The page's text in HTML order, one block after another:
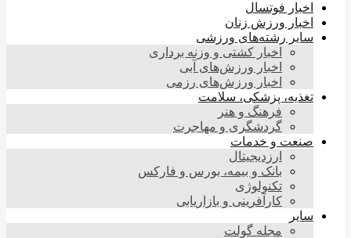
اخبار فوتسال
اخبار ورزش زنان
سایر رشته‌های ورزشی
اخبار کشتی و وزنه برداری
اخبار ورزش‌های آبی
اخبار ورزش‌های رزمی
تغذیه، پزشکی، سلامت
فرهنگ و هنر
گردشگری و مهاجرت
صنعت و خدمات
ارزدیجیتال
بانک و بیمه، بورس و فارکس
تکنولوژی
کارآفرینی و بازاریابی
سایر
مجله گولت